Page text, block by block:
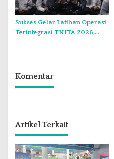
Sukses Gelar Latihan Operasi
Terintegrasi TNITA 2026,
Komentar
Artikel Terkait